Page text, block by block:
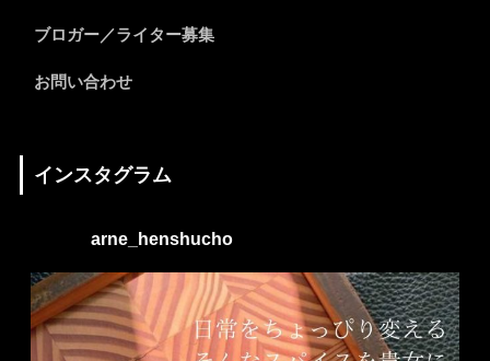
ブロガー／ライター募集
お問い合わせ
インスタグラム
arne_henshucho